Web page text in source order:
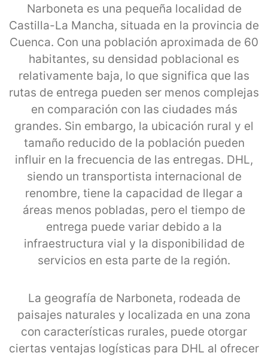
Narboneta es una pequeña localidad de
Castilla-La Mancha, situada en la provincia de
Cuenca. Con una población aproximada de 60
habitantes, su densidad poblacional es
relativamente baja, lo que significa que las
rutas de entrega pueden ser menos complejas
en comparación con las ciudades más
grandes. Sin embargo, la ubicación rural y el
tamaño reducido de la población pueden
influir en la frecuencia de las entregas. DHL,
siendo un transportista internacional de
renombre, tiene la capacidad de llegar a
áreas menos pobladas, pero el tiempo de
entrega puede variar debido a la
infraestructura vial y la disponibilidad de
servicios en esta parte de la región.
La geografía de Narboneta, rodeada de
paisajes naturales y localizada en una zona
con características rurales, puede otorgar
ciertas ventajas logísticas para DHL al ofrecer